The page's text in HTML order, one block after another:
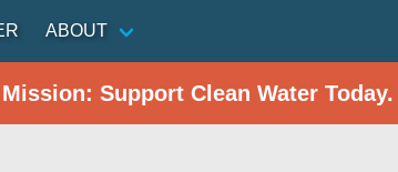
ABOUT
Support Clean Water Today.